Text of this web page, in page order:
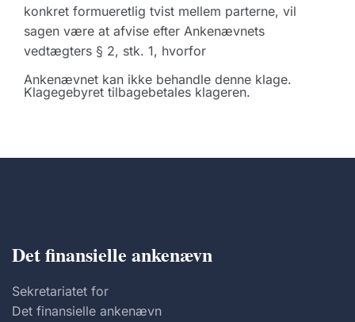
konkret formueretlig tvist mellem parterne, vil
sagen være at afvise efter Ankenævnets
vedtægters § 2, stk. 1, hvorfor
Ankenævnet kan ikke behandle denne klage.
Klagegebyret tilbagebetales klageren.
Det finansielle ankenævn
Sekretariatet for
Det finansielle ankenævn